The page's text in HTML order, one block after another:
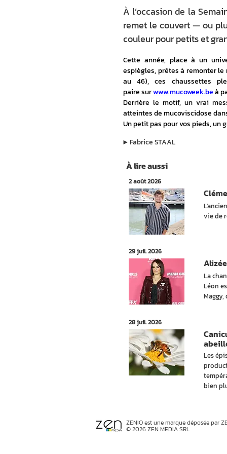
À l’occasion de la
remet le couvert — ou
couleur pour petits et
Cette année, place à un
espiègles, prêtes à remonter le
au 46), ces chaussettes
paire sur www.mucoweek.be à
Derrière le motif, un vrai
atteintes de mucoviscidose
Un petit pas pour vos pieds, un
Fabrice STAAL
▶︎
À lire aussi
2 août 2026
vie de
29 juil. 2026
La
Léon
28 juil. 2026
Les
bien
ZENIO est une marque déposée par
© 2026 ZEN MEDIA SRL